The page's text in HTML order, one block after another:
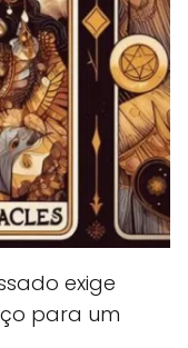
exige
para um